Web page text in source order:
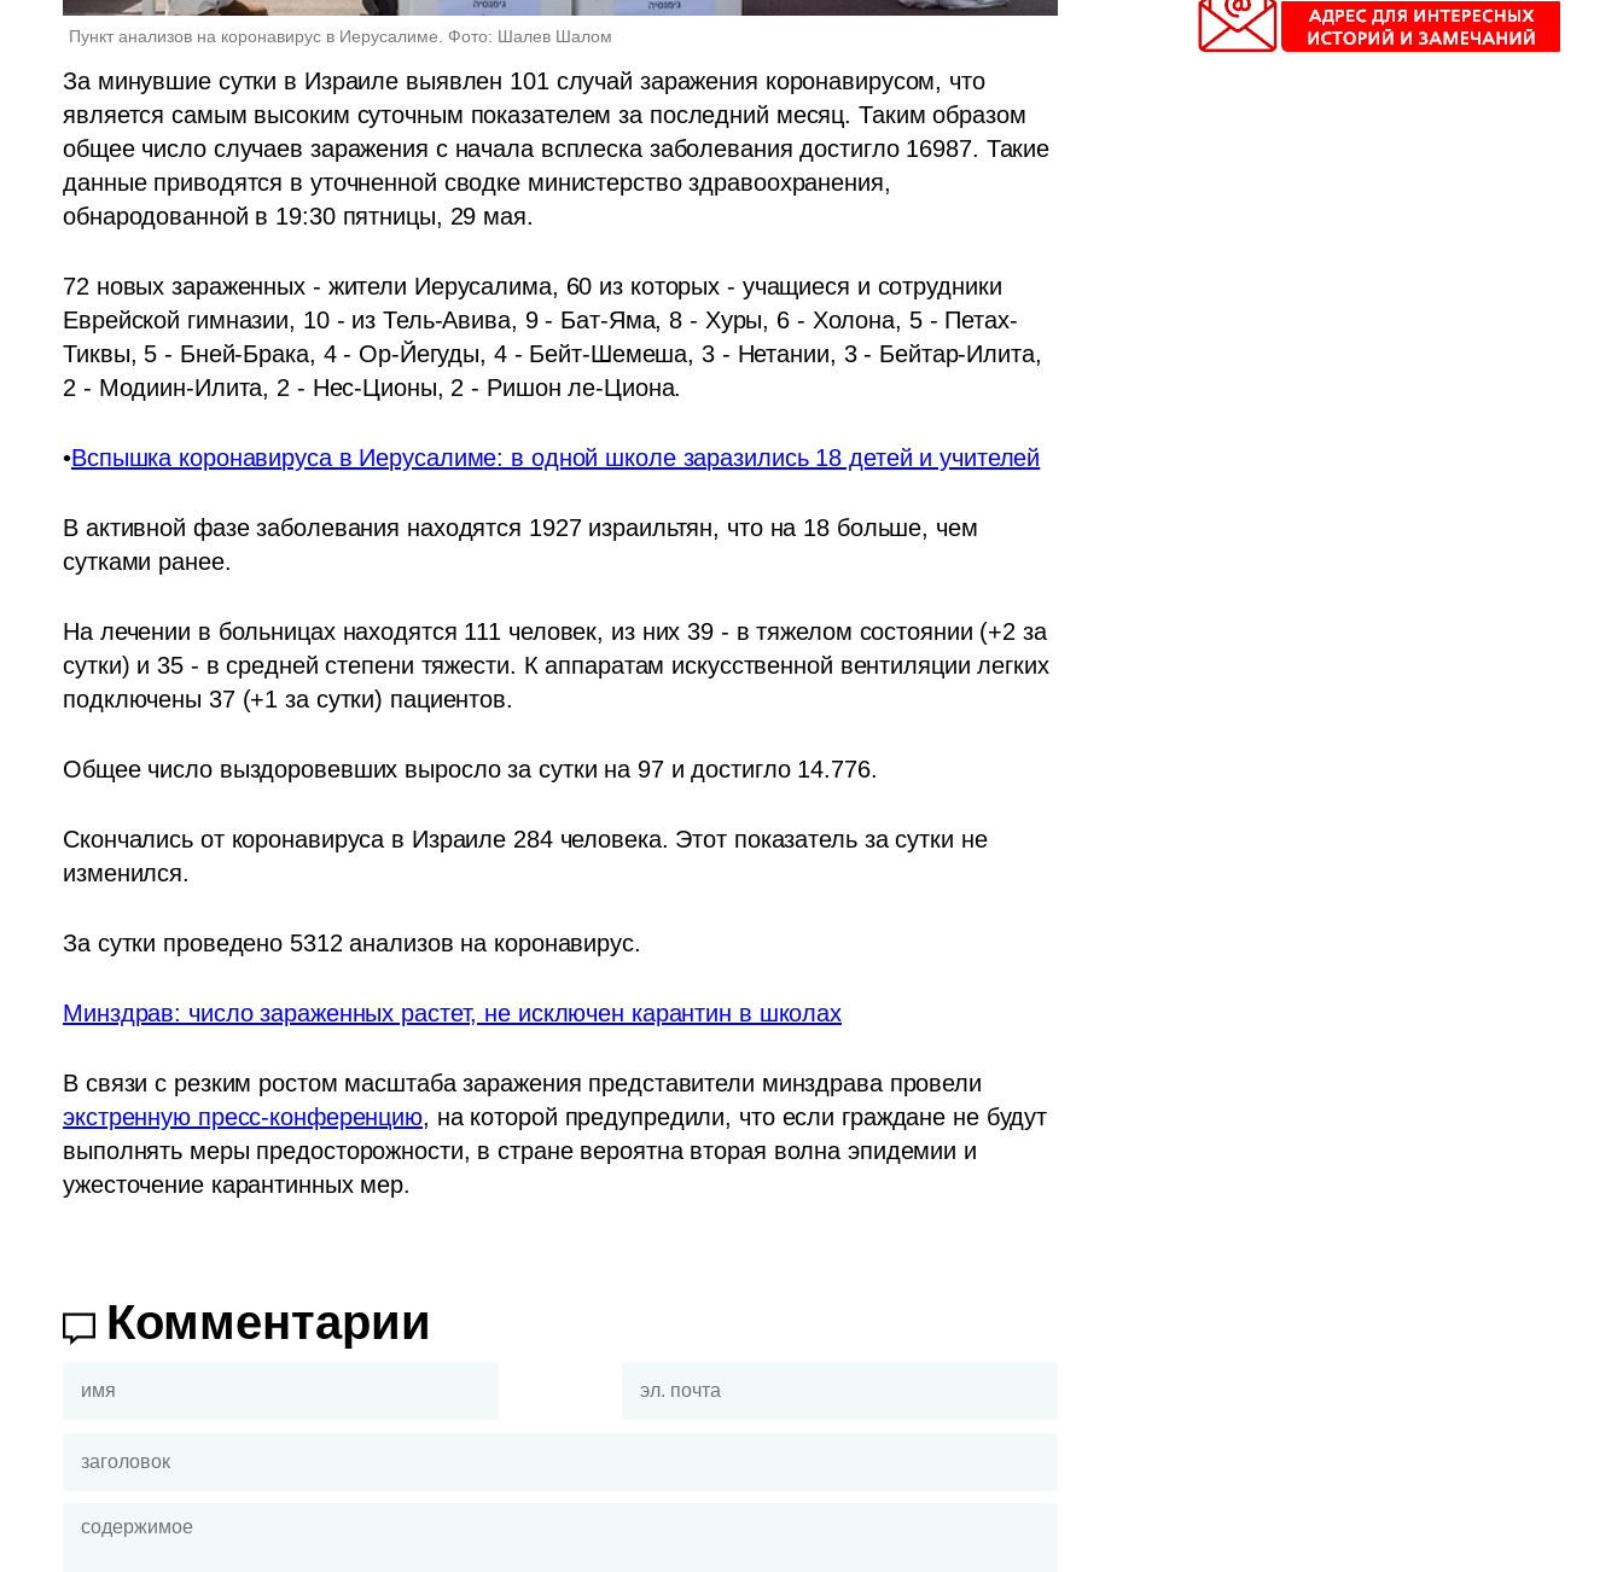
Пункт анализов на коронавирус в Иерусалиме. Фото: Шалев Шалом
За минувшие сутки в Израиле выявлен 101 случай заражения коронавирусом, что
является самым высоким суточным показателем за последний месяц. Таким образом
общее число случаев заражения с начала всплеска заболевания достигло 16987. Такие
данные приводятся в уточненной сводке министерство здравоохранения,
обнародованной в 19:30 пятницы, 29 мая.
72 новых зараженных - жители Иерусалима, 60 из которых - учащиеся и сотрудники
Еврейской гимназии, 10 - из Тель-Авива, 9 - Бат-Яма, 8 - Хуры, 6 - Холона, 5 - Петах-
Тиквы, 5 - Бней-Брака, 4 - Ор-Йегуды, 4 - Бейт-Шемеша, 3 - Нетании, 3 - Бейтар-Илита,
2 - Модиин-Илита, 2 - Нес-Ционы, 2 - Ришон ле-Циона.
•Вспышка коронавируса в Иерусалиме: в одной школе заразились 18 детей и учителей
В активной фазе заболевания находятся 1927 израильтян, что на 18 больше, чем
сутками ранее.
На лечении в больницах находятся 111 человек, из них 39 - в тяжелом состоянии (+2 за
сутки) и 35 - в средней степени тяжести. К аппаратам искусственной вентиляции легких
подключены 37 (+1 за сутки) пациентов.
Общее число выздоровевших выросло за сутки на 97 и достигло 14.776.
Скончались от коронавируса в Израиле 284 человека. Этот показатель за сутки не
изменился.
За сутки проведено 5312 анализов на коронавирус.
Минздрав: число зараженных растет, не исключен карантин в школах
экстренную пресс-конференцию, на которой предупредили, что если граждане не будут
выполнять меры предосторожности, в стране вероятна вторая волна эпидемии и
ужесточение карантинных мер.
Комментарии